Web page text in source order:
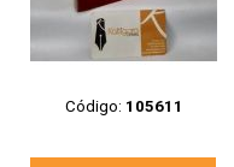
Código: 105611